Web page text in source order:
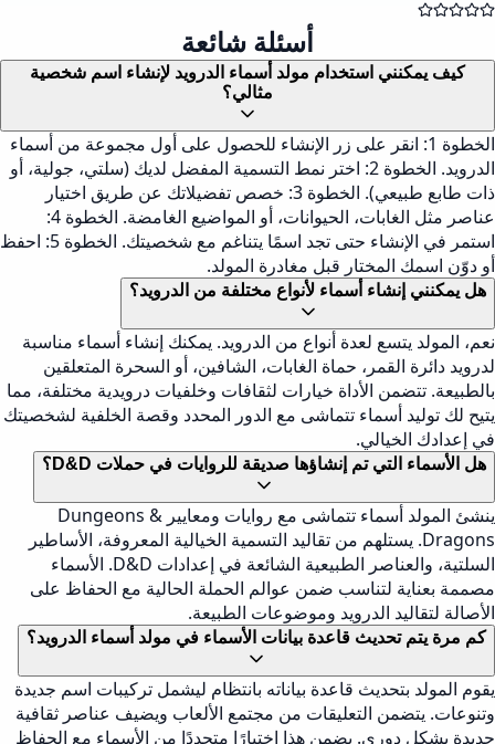
أسئلة شائعة
كيف يمكنني استخدام مولد أسماء الدرويد لإنشاء اسم شخصية
مثالي؟
الخطوة 1: انقر على زر الإنشاء للحصول على أول مجموعة من أسماء
الدرويد. الخطوة 2: اختر نمط التسمية المفضل لديك (سلتي، جولية، أو
ذات طابع طبيعي). الخطوة 3: خصص تفضيلاتك عن طريق اختيار
عناصر مثل الغابات، الحيوانات، أو المواضيع الغامضة. الخطوة 4:
استمر في الإنشاء حتى تجد اسمًا يتناغم مع شخصيتك. الخطوة 5: احفظ
أو دوّن اسمك المختار قبل مغادرة المولد.
هل يمكنني إنشاء أسماء لأنواع مختلفة من الدرويد؟
نعم، المولد يتسع لعدة أنواع من الدرويد. يمكنك إنشاء أسماء مناسبة
لدرويد دائرة القمر، حماة الغابات، الشافين، أو السحرة المتعلقين
بالطبيعة. تتضمن الأداة خيارات لثقافات وخلفيات درويدية مختلفة، مما
يتيح لك توليد أسماء تتماشى مع الدور المحدد وقصة الخلفية لشخصيتك
في إعدادك الخيالي.
هل الأسماء التي تم إنشاؤها صديقة للروايات في حملات D&D؟
ينشئ المولد أسماء تتماشى مع روايات ومعايير Dungeons &
Dragons. يستلهم من تقاليد التسمية الخيالية المعروفة، الأساطير
السلتية، والعناصر الطبيعية الشائعة في إعدادات D&D. الأسماء
مصممة بعناية لتناسب ضمن عوالم الحملة الحالية مع الحفاظ على
الأصالة لتقاليد الدرويد وموضوعات الطبيعة.
كم مرة يتم تحديث قاعدة بيانات الأسماء في مولد أسماء الدرويد؟
يقوم المولد بتحديث قاعدة بياناته بانتظام ليشمل تركيبات اسم جديدة
وتنوعات. يتضمن التعليقات من مجتمع الألعاب ويضيف عناصر ثقافية
جديدة بشكل دوري. يضمن هذا اختيارًا متجددًا من الأسماء مع الحفاظ